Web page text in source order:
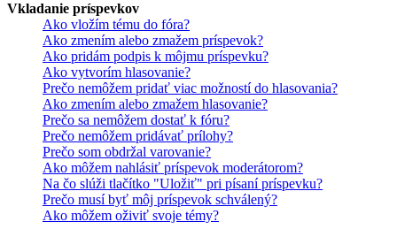
Vkladanie príspevkov
Ako vložím tému do fóra?
Ako zmením alebo zmažem príspevok?
Ako pridám podpis k môjmu príspevku?
Ako vytvorím hlasovanie?
Prečo nemôžem pridať viac možností do hlasovania?
Ako zmením alebo zmažem hlasovanie?
Prečo sa nemôžem dostať k fóru?
Prečo nemôžem pridávať prílohy?
Prečo som obdržal varovanie?
Ako môžem nahlásiť príspevok moderátorom?
Na čo slúži tlačítko "Uložiť" pri písaní príspevku?
Prečo musí byť môj príspevok schválený?
Ako môžem oživiť svoje témy?